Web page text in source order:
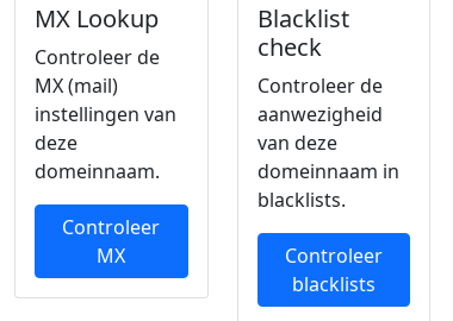
MX Lookup
Controleer de
MX (mail)
instellingen van
deze
domeinnaam.
Controleer
MX
Blacklist
check
Controleer de
aanwezigheid
van deze
domeinnaam in
blacklists.
Controleer
blacklists